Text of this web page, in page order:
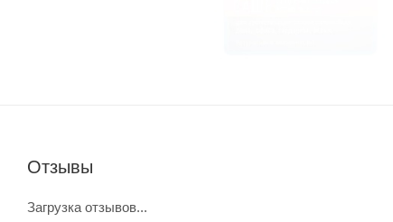
Отзывы
Загрузка отзывов...